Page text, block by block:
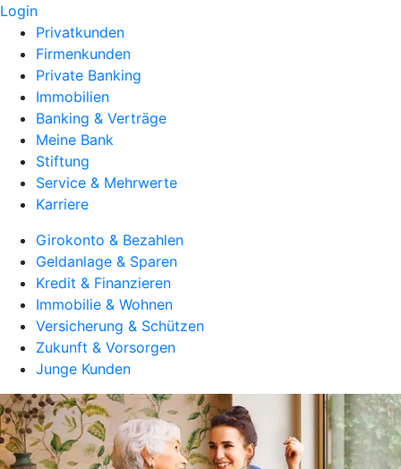
Login
Privatkunden
Firmenkunden
Private Banking
Immobilien
Banking & Verträge
Meine Bank
Stiftung
Service & Mehrwerte
Karriere
Girokonto & Bezahlen
Geldanlage & Sparen
Kredit & Finanzieren
Immobilie & Wohnen
Versicherung & Schützen
Zukunft & Vorsorgen
Junge Kunden